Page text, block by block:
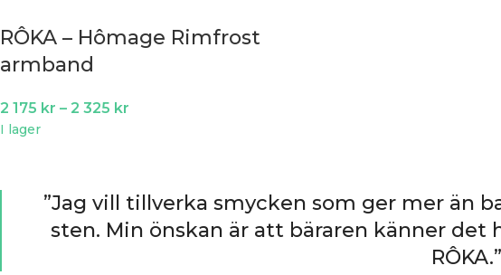
RÔKA – Hômage Rimfrost
armband
2 175 kr – 2 325 kr
I lager
”Jag vill tillverka smycken som ger mer än
sten. Min önskan är att bäraren känner
RÔKA.”